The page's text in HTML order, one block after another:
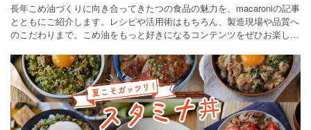
長年こめ油づくりに向き合ってきたつの食品の魅力を、macaroniの記事
とともにご紹介します。レシピや活用術はもちろん、製造現場や品質へ
のこだわりまで。こめ油をもっと好きになるコンテンツをぜひお楽しみ